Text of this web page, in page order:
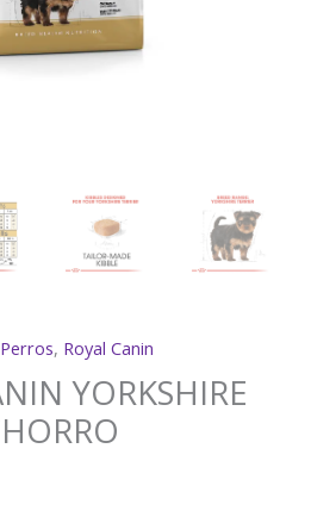
Perros, Royal Canin
YORKSHIRE